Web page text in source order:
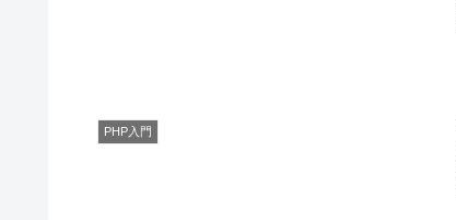
PHP入門